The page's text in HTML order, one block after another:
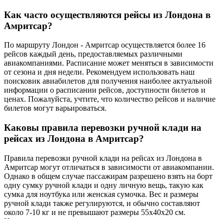
Как часто осуществляются рейсы из Лондона в
Амритсар?
По маршруту Лондон - Амритсар осуществляется более 16
рейсов каждый день, предоставляемых различными
авиакомпаниями. Расписание может меняться в зависимости
от сезона и дня недели. Рекомендуем использовать наш
поисковик авиабилетов для получения наиболее актуальной
информации о расписании рейсов, доступности билетов и
ценах. Пожалуйста, учтите, что количество рейсов и наличие
билетов могут варьироваться.
Каковы правила перевозки ручной клади на
рейсах из Лондона в Амритсар?
Правила перевозки ручной клади на рейсах из Лондона в
Амритсар могут отличаться в зависимости от авиакомпании.
Однако в общем случае пассажирам разрешено взять на борт
одну сумку ручной клади и одну личную вещь, такую как
сумка для ноутбука или женская сумочка. Вес и размеры
ручной клади также регулируются, и обычно составляют
около 7-10 кг и не превышают размеры 55x40x20 см.